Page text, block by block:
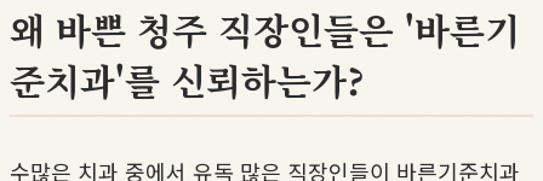
왜 바쁜 청주 직장인들은 '바른기
준치과'를 신뢰하는가?
수많은 치과 중에서 유독 많은 직장인들이 바른기준치과